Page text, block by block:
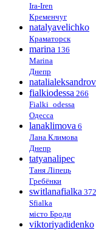
Ira-Iren
Кременчуг
natalyavelichko
Краматорск
marina 136
Marina
Днепр
fialkiodessa 266
Fialki_odessa
Одесса
lanaklimova 6
Лана Климова
Днепр
tatyanalipec
Таня Ліпець
Гребёнки
switlanafialka 372
Sfialka
місто Броди
viktoriyadidenko